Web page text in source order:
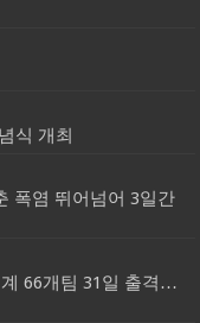
식 개최
폭염 뛰어넘어 3일간
66개팀 31일 출격…